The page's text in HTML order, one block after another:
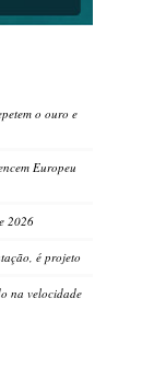
o ouro e
Europeu
2026
é projeto
na velocidade